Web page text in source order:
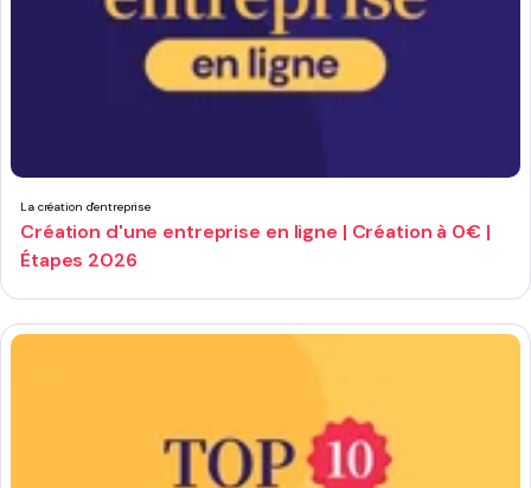
La création d'entreprise
Création d'une entreprise en ligne | Création à 0€ |
Étapes 2026